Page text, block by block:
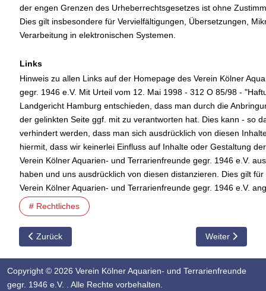
der engen Grenzen des Urheberrechtsgesetzes ist ohne
Dies gilt insbesondere für Vervielfältigungen, Übersetzungen,
Verarbeitung in elektronischen Systemen.
Links
Hinweis zu allen Links auf der Homepage des Verein Kölner
gegr. 1946 e.V. Mit Urteil vom 12. Mai 1998 - 312 O 85/98 -
Landgericht Hamburg entschieden, dass man durch die
der gelinkten Seite ggf. mit zu verantworten hat. Dies kann - so
verhindert werden, dass man sich ausdrücklich von diesen
hiermit, dass wir keinerlei Einfluss auf Inhalte oder Gestaltung
Verein Kölner Aquarien- und Terrarienfreunde gegr. 1946 e.V.
haben und uns ausdrücklich von diesen distanzieren. Dies gilt
Verein Kölner Aquarien- und Terrarienfreunde gegr. 1946 e.V.
# Rechtliches
Vorheriger Beitrag: Impressum bis 31.07.2023
Zurück Nächster
Weiter
Copyright © 2026 Verein Kölner Aquarien- und Terrarienfreunde
gegr. 1946 e.V. . Alle Rechte vorbehalten.